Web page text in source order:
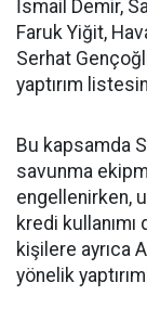
İsmail Demir,
Faruk Yiğit,
Serhat
yaptırım
Bu kapsamda
savunma
engellenirken,
kredi kullanımı
kişilere ayrıca
yönelik